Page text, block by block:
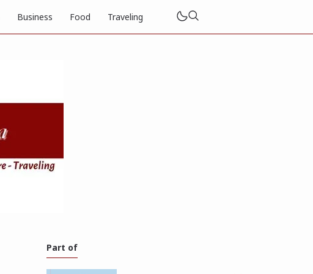
Business Food Traveling
Part of